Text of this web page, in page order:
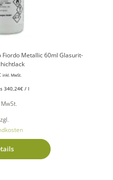
Metallic 60ml Glasurit-
inkl. MwSt.
340,24€ / l